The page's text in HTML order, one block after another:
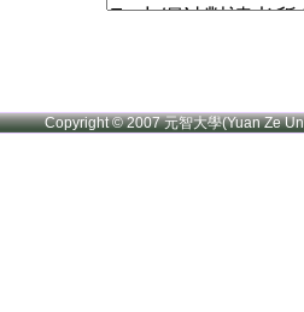
Copyright © 2007 元智大學(Yuan Ze